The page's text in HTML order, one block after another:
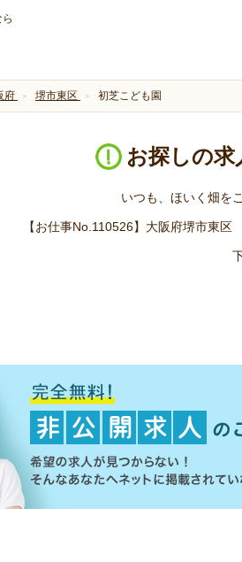
府 堺市東区 初芝こども園
お探しの求
いつも、ほいく畑を
【お仕事No.110526】大阪府堺市東